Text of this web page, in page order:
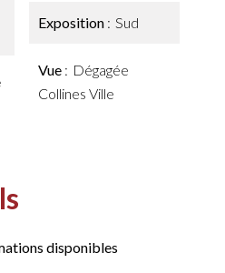
Exposition Sud
Vue
Dégagée
Collines Ville
disponibles